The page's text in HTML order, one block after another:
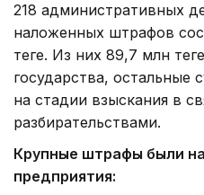
218 административных
наложенных штрафов
теңге. Из них 89,7 млн
государства, остальные
на стадии взыскания в
разбирательствами.
Крупные штрафы были
предприятия: